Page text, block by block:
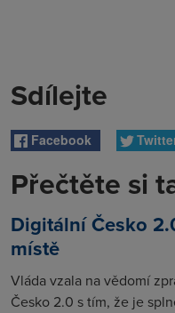
Sdílejte
Facebook
Přečtěte si
Digitální Česko
místě
Vláda vzala na vědomí
Česko 2.0 s tím, že je